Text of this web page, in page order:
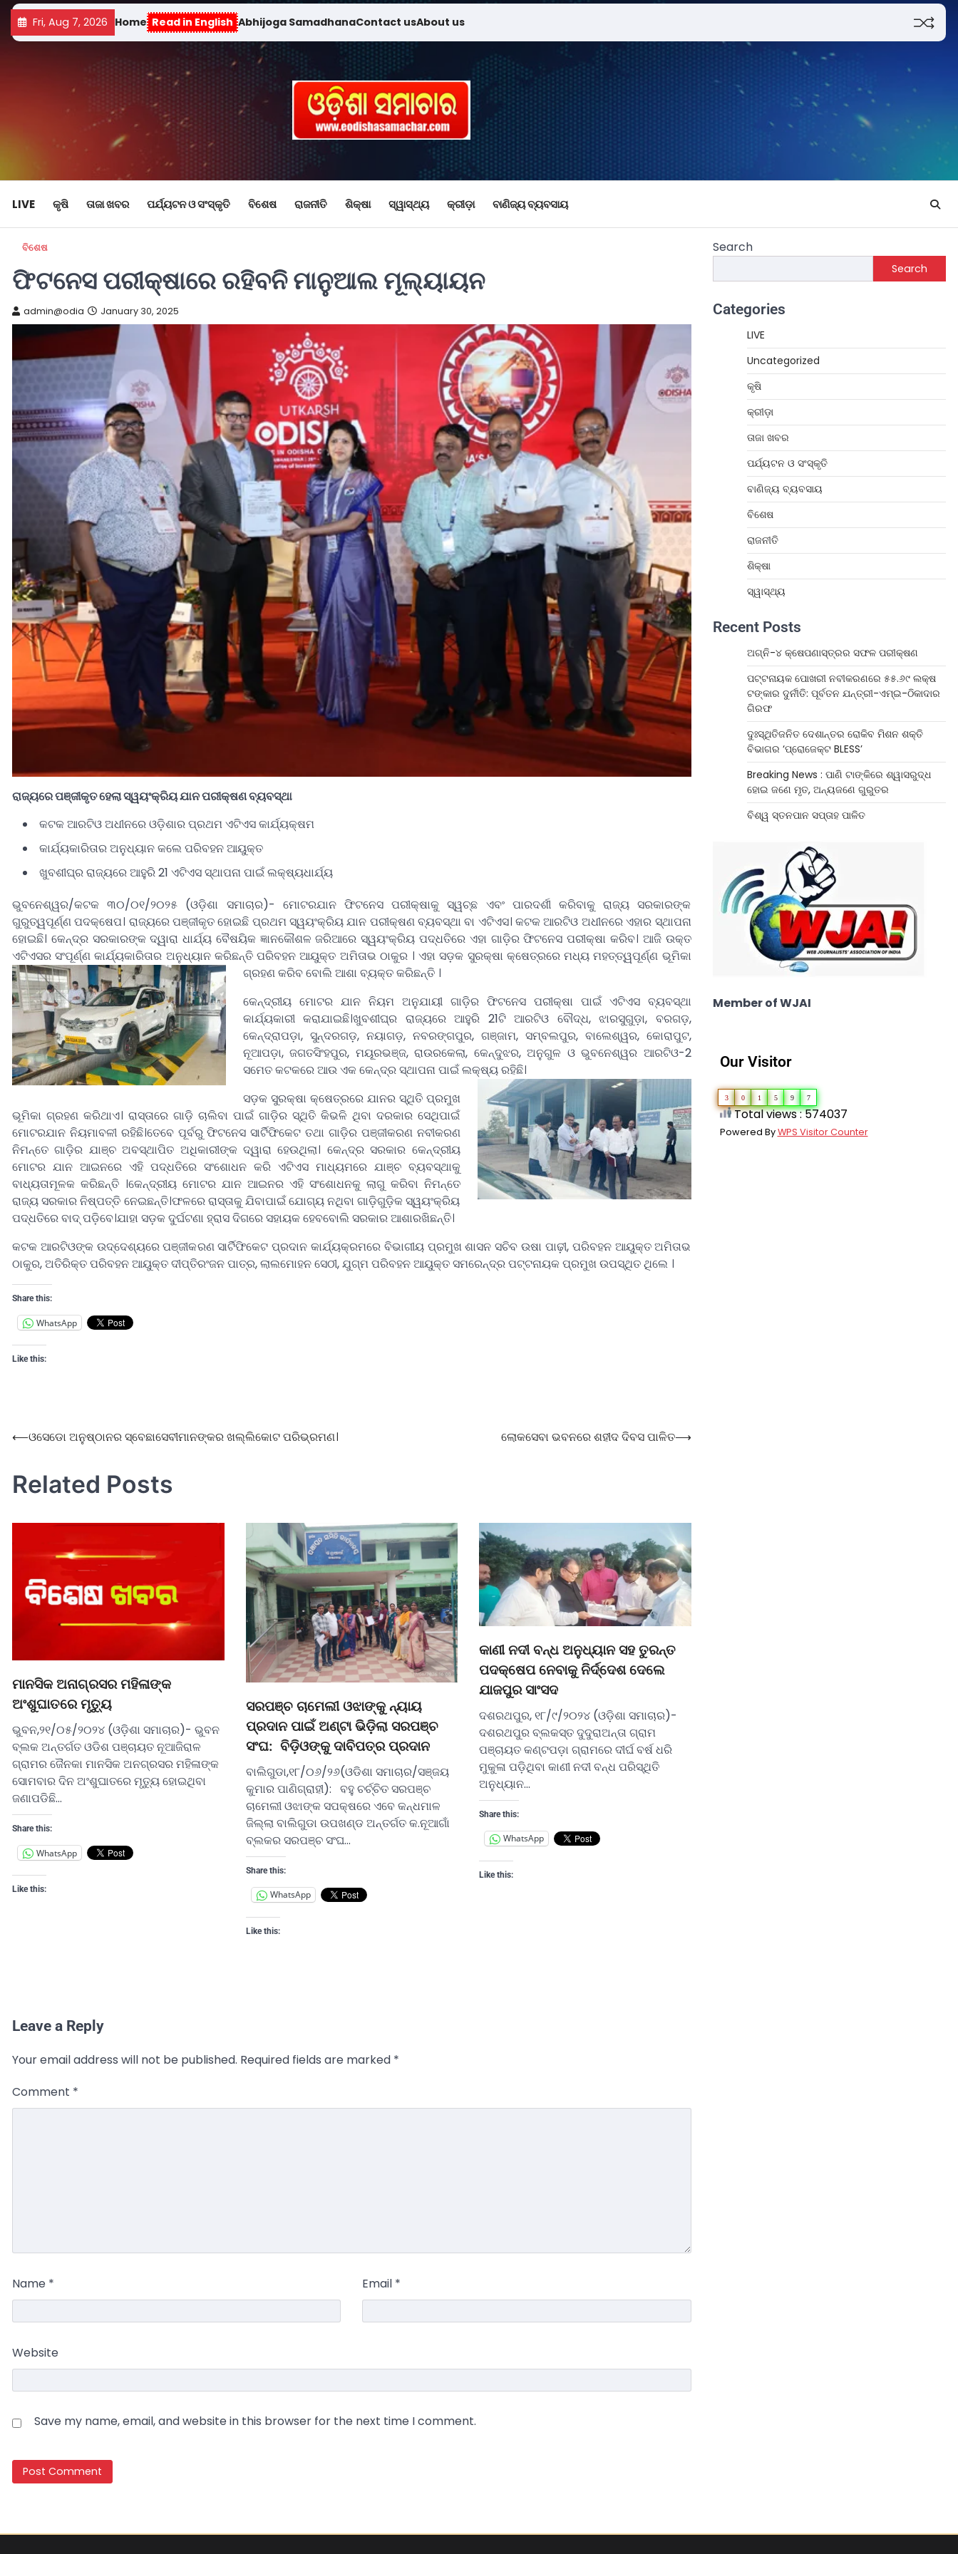
Fri, Aug 7, 2026 Home Read in English Abhijoga SamadhanaContact usAbout us
LIVE କୃଷି ତାଜା ଖବର ପର୍ଯ୍ୟଟନ ଓ ସଂସ୍କୃତି ବିଶେଷ ରାଜନୀତି ଶିକ୍ଷା ସ୍ୱାସ୍ଥ୍ୟ କ୍ରୀଡ଼ା ବାଣିଜ୍ୟ ବ୍ୟବସାୟ
ବିଶେଷ
ଫିଟନେସ ପରୀକ୍ଷାରେ ରହିବନି ମାନୁଆଲ ମୂଲ୍ୟାୟନ
admin@odia January 30, 2025
ରାଜ୍ୟରେ ପଞ୍ଜୀକୃତ ହେଲା ସ୍ୱୟଂକ୍ରିୟ ଯାନ ପରୀକ୍ଷଣ ବ୍ୟବସ୍ଥା
କଟକ ଆରଟିଓ ଅଧୀନରେ ଓଡ଼ିଶାର ପ୍ରଥମ ଏଟିଏସ କାର୍ଯ୍ୟକ୍ଷମ
କାର୍ଯ୍ୟକାରିତାର ଅନୁଧ୍ୟାନ କଲେ ପରିବହନ ଆୟୁକ୍ତ
ଖୁବଶୀଘ୍ର ରାଜ୍ୟରେ ଆହୁରି 21 ଏଟିଏସ ସ୍ଥାପନା ପାଇଁ ଲକ୍ଷ୍ୟଧାର୍ଯ୍ୟ
ଭୁବନେଶ୍ୱର/କଟକ ୩୦/୦୧/୨୦୨୫ (ଓଡ଼ିଶା ସମାଚାର)- ମୋଟରଯାନ ଫିଟନେସ ପରୀକ୍ଷାକୁ ସ୍ୱଚ୍ଛ ଏବଂ ପାରଦର୍ଶୀ କରିବାକୁ ରାଜ୍ୟ ସରକାରଙ୍କ
ଗୁରୁତ୍ୱପୂର୍ଣ୍ଣ ପଦକ୍ଷେପ। ରାଜ୍ୟରେ ପଞ୍ଜୀକୃତ ହୋଇଛି ପ୍ରଥମ ସ୍ୱୟଂକ୍ରିୟ ଯାନ ପରୀକ୍ଷଣ ବ୍ୟବସ୍ଥା ବା ଏଟିଏସ। କଟକ ଆରଟିଓ ଅଧୀନରେ ଏହାର ସ୍ଥାପନା
ହୋଇଛି। କେନ୍ଦ୍ର ସରକାରଙ୍କ ଦ୍ୱାରା ଧାର୍ଯ୍ୟ ବୈଷୟିକ ଜ୍ଞାନକୌଶଳ ଜରିଆରେ ସ୍ୱୟଂକ୍ରିୟ ପଦ୍ଧତିରେ ଏହା ଗାଡ଼ିର ଫିଟନେସ ପରୀକ୍ଷା କରିବ। ଆଜି ଉକ୍ତ
ଏଟିଏସର ସଂପୂର୍ଣ୍ଣ କାର୍ଯ୍ୟକାରିତାର ଅନୁଧ୍ୟାନ କରିଛନ୍ତି ପରିବହନ ଆୟୁକ୍ତ ଅମିତାଭ ଠାକୁର । ଏହା ସଡ଼କ ସୁରକ୍ଷା କ୍ଷେତ୍ରରେ ମଧ୍ୟ ମହତ୍ତ୍ୱପୂର୍ଣ୍ଣ ଭୂମିକା
ଗ୍ରହଣ କରିବ ବୋଲି ଆଶା ବ୍ୟକ୍ତ କରିଛନ୍ତି ।
କେନ୍ଦ୍ରୀୟ ମୋଟର ଯାନ ନିୟମ ଅନୁଯାୟୀ ଗାଡ଼ିର ଫିଟନେସ ପରୀକ୍ଷା ପାଇଁ ଏଟିଏସ ବ୍ୟବସ୍ଥା
କାର୍ଯ୍ୟକାରୀ କରାଯାଇଛି।ଖୁବଶୀଘ୍ର ରାଜ୍ୟରେ ଆହୁରି 21ଟି ଆରଟିଓ ବୌଦ୍ଧ, ଝାରସୁଗୁଡ଼ା, ବରଗଡ଼,
କେନ୍ଦ୍ରାପଡ଼ା, ସୁନ୍ଦରଗଡ଼, ନୟାଗଡ଼, ନବରଙ୍ଗପୁର, ଗଞ୍ଜାମ, ସମ୍ବଲପୁର, ବାଲେଶ୍ୱର, କୋରାପୁଟ,
ନୂଆପଡ଼ା, ଜଗତସିଂହପୁର, ମୟୂରଭଞ୍ଜ, ରାଉରକେଲା, କେନ୍ଦୁଝର, ଅନୁଗୁଳ ଓ ଭୁବନେଶ୍ୱର ଆରଟିଓ-2
ସମେତ କଟକରେ ଆଉ ଏକ କେନ୍ଦ୍ର ସ୍ଥାପନା ପାଇଁ ଲକ୍ଷ୍ୟ ରହିଛି।
ସଡ଼କ ସୁରକ୍ଷା କ୍ଷେତ୍ରରେ ଯାନର ସ୍ଥିତି ପ୍ରମୁଖ
ଭୂମିକା ଗ୍ରହଣ କରିଥାଏ। ରାସ୍ତାରେ ଗାଡ଼ି ଚାଲିବା ପାଇଁ ଗାଡ଼ିର ସ୍ଥିତି କିଭଳି ଥିବା ଦରକାର ସେଥିପାଇଁ
ମୋଟରଯାନ ନିୟମାବଳୀ ରହିଛି।ତେବେ ପୂର୍ବରୁ ଫିଟନେସ ସାର୍ଟିଫିକେଟ ତଥା ଗାଡ଼ିର ପଞ୍ଜୀକରଣ ନବୀକରଣ
ନିମନ୍ତେ ଗାଡ଼ିର ଯାଞ୍ଚ ଅବସ୍ଥାପିତ ଅଧିକାରୀଙ୍କ ଦ୍ୱାରା ହେଉଥିଲା। କେନ୍ଦ୍ର ସରକାର କେନ୍ଦ୍ରୀୟ
ମୋଟର ଯାନ ଆଇନରେ ଏହି ପଦ୍ଧତିରେ ସଂଶୋଧନ କରି ଏଟିଏସ ମାଧ୍ୟମରେ ଯାଞ୍ଚ ବ୍ୟବସ୍ଥାକୁ
ବାଧ୍ୟତାମୂଳକ କରିଛନ୍ତି ।କେନ୍ଦ୍ରୀୟ ମୋଟର ଯାନ ଆଇନର ଏହି ସଂଶୋଧନକୁ ଲାଗୁ କରିବା ନିମନ୍ତେ
ରାଜ୍ୟ ସରକାର ନିଷ୍ପତ୍ତି ନେଇଛନ୍ତି।ଫଳରେ ରାସ୍ତାକୁ ଯିବାପାଇଁ ଯୋଗ୍ୟ ନଥିବା ଗାଡ଼ିଗୁଡ଼ିକ ସ୍ୱୟଂକ୍ରିୟ
ପଦ୍ଧତିରେ ବାଦ୍ ପଡ଼ିବେ।ଯାହା ସଡ଼କ ଦୁର୍ଘଟଣା ହ୍ରାସ ଦିଗରେ ସହାୟକ ହେବବୋଲି ସରକାର ଆଶାରଖିଛନ୍ତି।
କଟକ ଆରଟିଓଙ୍କ ଉଦ୍ଦେଶ୍ୟରେ ପଞ୍ଜୀକରଣ ସାର୍ଟିଫିକେଟ ପ୍ରଦାନ କାର୍ଯ୍ୟକ୍ରମରେ ବିଭାଗୀୟ ପ୍ରମୁଖ ଶାସନ ସଚିବ ଉଷା ପାଢ଼ୀ, ପରିବହନ ଆୟୁକ୍ତ ଅମିତାଭ
ଠାକୁର, ଅତିରିକ୍ତ ପରିବହନ ଆୟୁକ୍ତ ଦୀପ୍ତିରଂଜନ ପାତ୍ର, ଲାଲମୋହନ ସେଠୀ, ଯୁଗ୍ମ ପରିବହନ ଆୟୁକ୍ତ ସମରେନ୍ଦ୍ର ପଟ୍ଟନାୟକ ପ୍ରମୁଖ ଉପସ୍ଥିତ ଥିଲେ ।
Share this:
WhatsApp
Like this:
⟵ଓସେଡୋ ଅନୁଷ୍ଠାନର ସ୍ବେଛାସେବୀମାନଙ୍କର ଖଲ୍ଲିକୋଟ ପରିଭ୍ରମଣ। ଲୋକସେବା ଭବନରେ ଶହୀଦ ଦିବସ ପାଳିତ⟶
Related Posts
ମାନସିକ ଅନାଗ୍ରସର ମହିଳାଙ୍କ
ଅଂଶୁଘାତରେ ମୃତ୍ୟୁ
ଭୁବନ,୨୧/୦୫/୨୦୨୪ (ଓଡ଼ିଶା ସମାଚାର)- ଭୁବନ
ବ୍ଲକ ଅନ୍ତର୍ଗତ ଓଡିଶ ପଞ୍ଚାୟତ ନୂଆଜିରାଳ
ଗ୍ରାମର ଜୈନକା ମାନସିକ ଅନଗ୍ରସର ମହିଳାଙ୍କ
ସୋମବାର ଦିନ ଅଂଶୁଘାତରେ ମୃତ୍ୟୁ ହୋଇଥିବା
ଜଣାପଡିଛି…
Share this:
WhatsApp
Like this:
ସରପଞ୍ଚ ଚାମେଲୀ ଓଝାଙ୍କୁ ନ୍ୟାୟ
ପ୍ରଦାନ ପାଇଁ ଅଣ୍ଟା ଭିଡ଼ିଲା ସରପଞ୍ଚ
ସଂଘ: ବିଡ଼ିଓଙ୍କୁ ଦାବିପତ୍ର ପ୍ରଦାନ
ବାଲିଗୁଡା,୧୮/୦୬/୨୬(ଓଡିଶା ସମାଚାର/ସଞ୍ଜୟ
କୁମାର ପାଣିଗ୍ରାହୀ): ବହୁ ଚର୍ଚ୍ଚିତ ସରପଞ୍ଚ
ଚାମେଲୀ ଓଝାଙ୍କ ସପକ୍ଷରେ ଏବେ କନ୍ଧମାଳ
ଜିଲ୍ଲା ବାଲିଗୁଡା ଉପଖଣ୍ଡ ଅନ୍ତର୍ଗତ କ.ନୂଆଗାଁ
ବ୍ଲକର ସରପଞ୍ଚ ସଂଘ…
Share this:
WhatsApp
Like this:
କାଣୀ ନଦୀ ବନ୍ଧ ଅନୁଧ୍ୟାନ ସହ ତୁରନ୍ତ
ପଦକ୍ଷେପ ନେବାକୁ ନିର୍ଦ୍ଦେଶ ଦେଲେ
ଯାଜପୁର ସାଂସଦ
ଦଶରଥପୁର, ୧୮/୯/୨୦୨୪ (ଓଡ଼ିଶା ସମାଚାର)-
ଦଶରଥପୁର ବ୍ଲକସ୍ତ ଦୁଦୁରାଅନ୍ତା ଗ୍ରାମ
ପଞ୍ଚାୟତ କଣ୍ଟପଡ଼ା ଗ୍ରାମରେ ଦୀର୍ଘ ବର୍ଷ ଧରି
ମୁକୁଳା ପଡ଼ିଥିବା କାଣୀ ନଦୀ ବନ୍ଧ ପରିସ୍ଥିତି
ଅନୁଧ୍ୟାନ…
Share this:
WhatsApp
Like this:
Leave a Reply
Your email address will not be published. Required fields are marked *
Comment *
Name * Email *
Website
Save my name, email, and website in this browser for the next time I comment.
Search
Search
Categories
LIVE
Uncategorized
କୃଷି
କ୍ରୀଡ଼ା
ତାଜା ଖବର
ପର୍ଯ୍ୟଟନ ଓ ସଂସ୍କୃତି
ବାଣିଜ୍ୟ ବ୍ୟବସାୟ
ବିଶେଷ
ରାଜନୀତି
ଶିକ୍ଷା
ସ୍ୱାସ୍ଥ୍ୟ
Recent Posts
ଅଗ୍ନି-୪ କ୍ଷେପଣାସ୍ତ୍ରର ସଫଳ ପରୀକ୍ଷଣ
ପଟ୍ଟନାୟକ ପୋଖରୀ ନବୀକରଣରେ ୫୫.୬୯ ଲକ୍ଷ
ଟଙ୍କାର ଦୁର୍ନୀତି: ପୂର୍ବତନ ଯନ୍ତ୍ରୀ-ଏମ୍‌ଇ-ଠିକାଦାର
ଗିରଫ
ଦୁଃସ୍ଥିତିଜନିତ ଦେଶାନ୍ତର ରୋକିବ ମିଶନ ଶକ୍ତି
ବିଭାଗର ‘ପ୍ରୋଜେକ୍ଟ BLESS’
Breaking News : ପାଣି ଟାଙ୍କିରେ ଶ୍ୱାସରୁଦ୍ଧ
ହୋଇ ଜଣେ ମୃତ, ଅନ୍ୟଜଣେ ଗୁରୁତର
ବିଶ୍ୱ ସ୍ତନପାନ ସପ୍ତାହ ପାଳିତ
Member of WJAI
Our Visitor
3 0 1 5 9 7
Total views : 574037
Powered ByWPS Visitor Counter